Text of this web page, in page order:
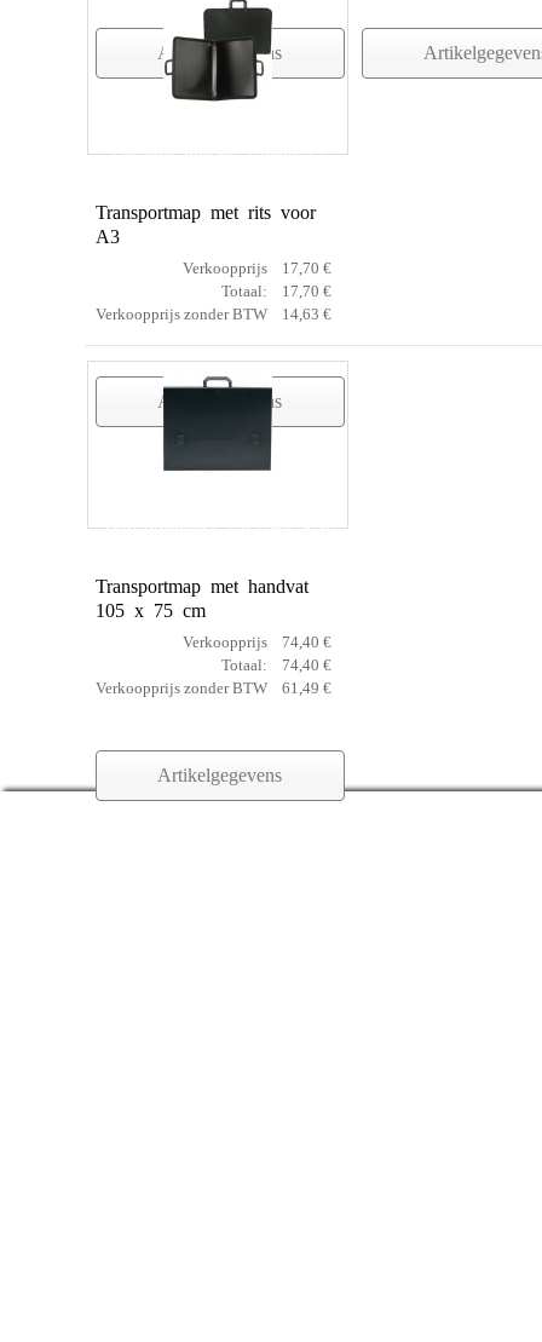
Artikelgegevens
Draagtas met rits Toledo A3
Transportmap met rits voor
A3
Verkoopprijs
17,70 €
Totaal:
17,70 €
Verkoopprijs zonder BTW
14,63 €
Artikelgegevens
Transportmap Case 105x75cm
Transportmap met handvat
105 x 75 cm
Verkoopprijs
74,40 €
Totaal:
74,40 €
Verkoopprijs zonder BTW
61,49 €
Artikelgegevens